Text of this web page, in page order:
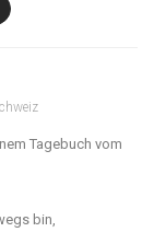
Tagebuch vom
bin,